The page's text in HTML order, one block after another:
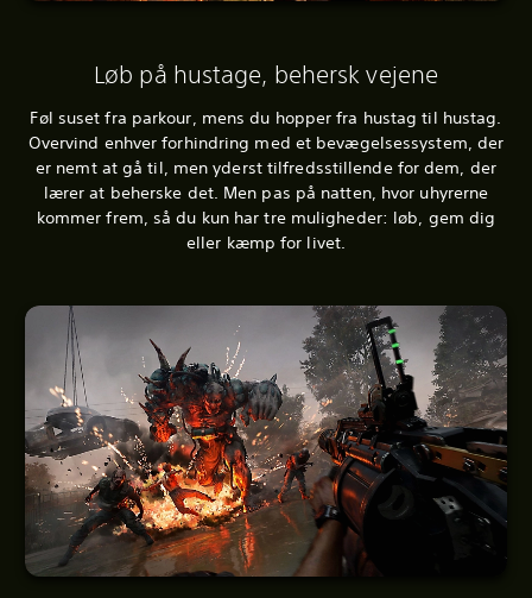
Løb på hustage, behersk vejene
Føl suset fra parkour, mens du hopper fra hustag til hustag.
Overvind enhver forhindring med et bevægelsessystem, der
er nemt at gå til, men yderst tilfredsstillende for dem, der
lærer at beherske det. Men pas på natten, hvor uhyrerne
kommer frem, så du kun har tre muligheder: løb, gem dig
eller kæmp for livet.